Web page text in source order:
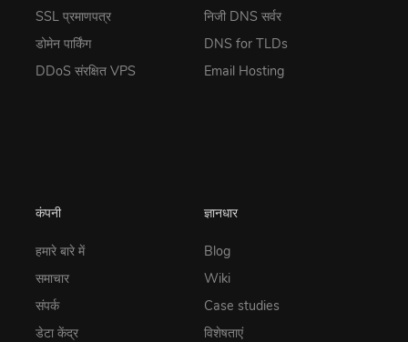
SSL प्रमाणपत्र
डोमेन पार्किंग
DDoS संरक्षित VPS
निजी DNS सर्वर
DNS for TLDs
Email Hosting
कंपनी
हमारे बारे में
समाचार
संपर्क
डेटा केंद्र
ज्ञानधार
Blog
Wiki
Case studies
विशेषताएं